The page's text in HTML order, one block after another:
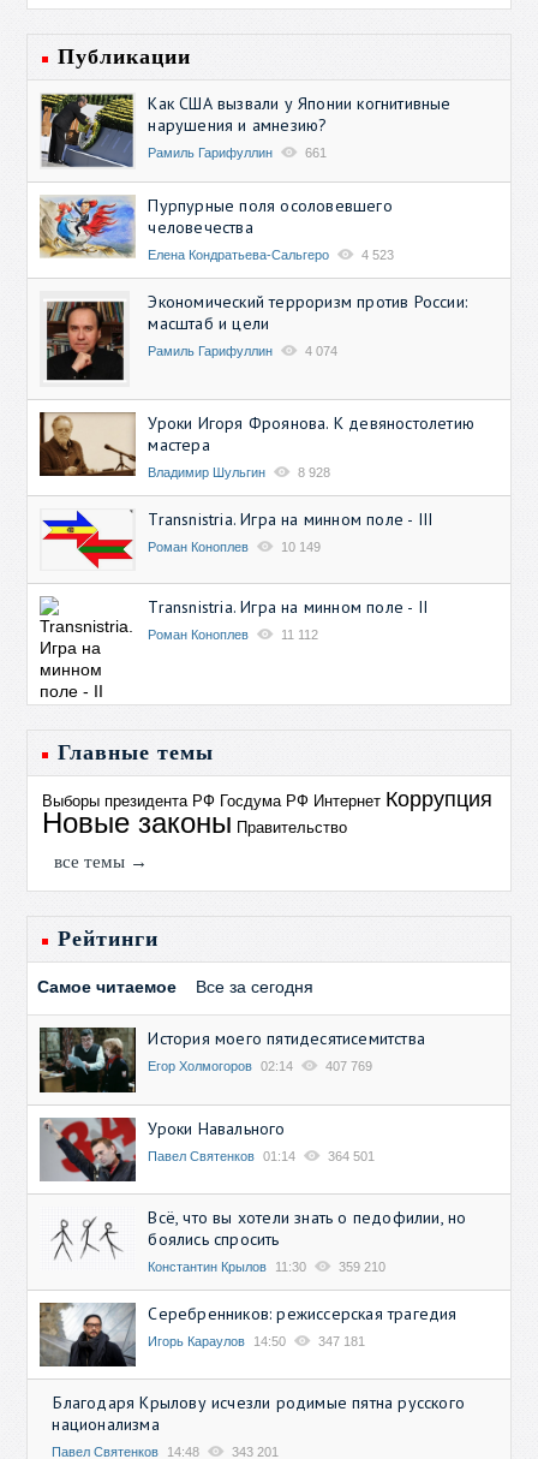
Публикации
Как США вызвали у Японии когнитивные
нарушения и амнезию?
Рамиль Гарифуллин 661
Пурпурные поля осоловевшего
человечества
Елена Кондратьева-Сальгеро 4 523
Экономический терроризм против России:
масштаб и цели
Рамиль Гарифуллин 4 074
Уроки Игоря Фроянова. К девяностолетию
мастера
Владимир Шульгин 8 928
Transnistria. Игра на минном поле - III
Роман Коноплев 10 149
Transnistria. Игра на минном поле - II
Роман Коноплев 11 112
Главные темы
Выборы президента РФ Госдума РФ Интернет Коррупция
Новые законы Правительство
все темы →
Рейтинги
Самое читаемое Все за сегодня
История моего пятидесятисемитства
Егор Холмогоров 02:14 407 769
Уроки Навального
Павел Святенков 01:14 364 501
Всё, что вы хотели знать о педофилии, но
боялись спросить
Константин Крылов 11:30 359 210
Серебренников: режиссерская трагедия
Игорь Караулов 14:50 347 181
Благодаря Крылову исчезли родимые пятна русского
национализма
Павел Святенков 14:48 343 201